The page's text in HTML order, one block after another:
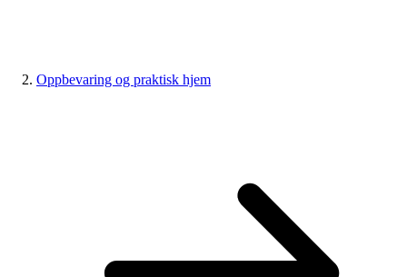
Oppbevaring og praktisk hjem